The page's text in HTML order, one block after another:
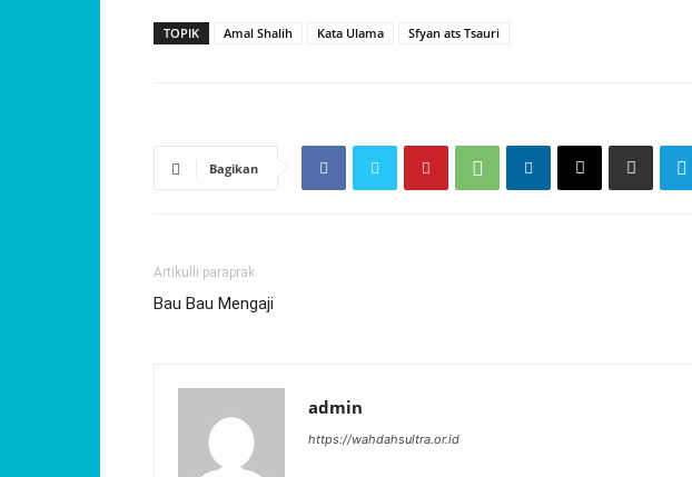
TOPIK Amal Shalih Kata Ulama Sfyan ats Tsauri
Bagikan
Artikulli paraprak
Bau Bau Mengaji
admin
https://wahdahsultra.or.id